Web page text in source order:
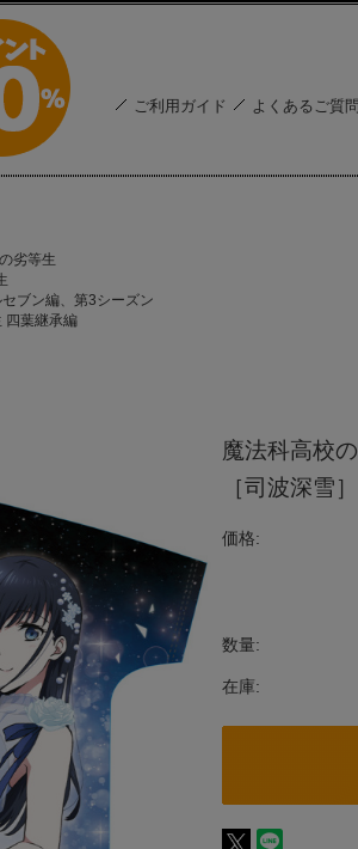
ご利用ガイド よくあるご質問
劣等生
ブン編、第3シーズン
四葉継承編
魔法科高校
［司波深雪
価格:
数量:
在庫: